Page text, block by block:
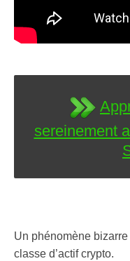
sereinement
Un phénomène
classe d’actif crypto.